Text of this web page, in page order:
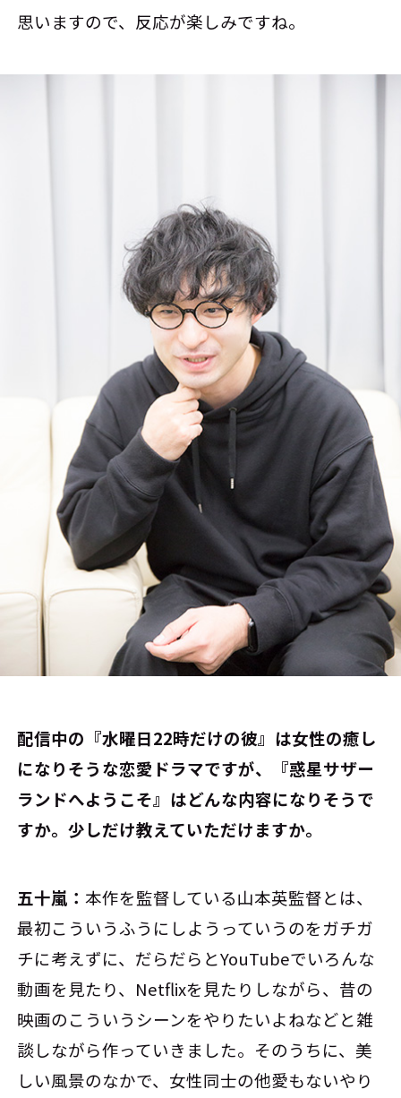
思いますので、反応が楽しみですね。
――配信中の『水曜日22時だけの彼』は女性の癒し
になりそうな恋愛ドラマですが、『惑星サザー
ランドへようこそ』はどんな内容になりそうで
すか。少しだけ教えていただけますか。
五十嵐：本作を監督している山本英監督とは、
最初こういうふうにしようっていうのをガチガ
チに考えずに、だらだらとYouTubeでいろんな
動画を見たり、Netflixを見たりしながら、昔の
映画のこういうシーンをやりたいよねなどと雑
談しながら作っていきました。そのうちに、美
しい風景のなかで、女性同士の他愛もないやり